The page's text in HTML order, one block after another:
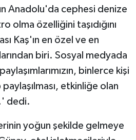
Anadolu'da cephesi denize
olma özelliğini taşıdığını
Kaş'ın en özel ve en
biri. Sosyal medyada
binlerce kişi
etkinliğe olan
dedi.
yoğun şekilde gelmeye